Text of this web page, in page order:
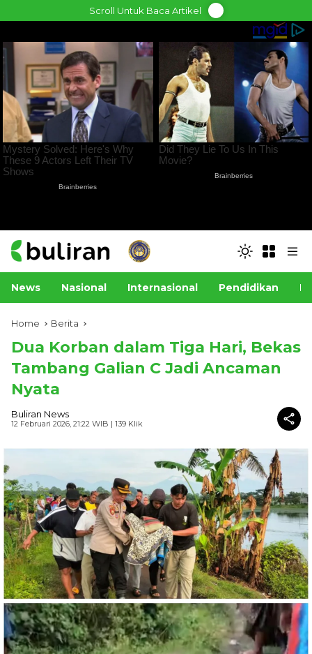
to
Scroll Untuk Baca Artikel
News Nasional Internasional Pendidikan
Home Berita
Dua Korban dalam Tiga Hari, Bekas
Tambang Galian C Jadi Ancaman
Nyata
Buliran News
12 Februari 2026, 21:22 WIB | 139 Klik